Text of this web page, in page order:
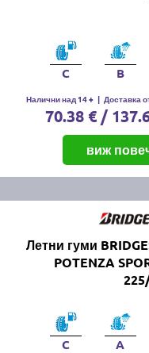
C B
Налични над 14 + | Доставка
70.38 € /
виж
Летни гуми
POTENZA
C A